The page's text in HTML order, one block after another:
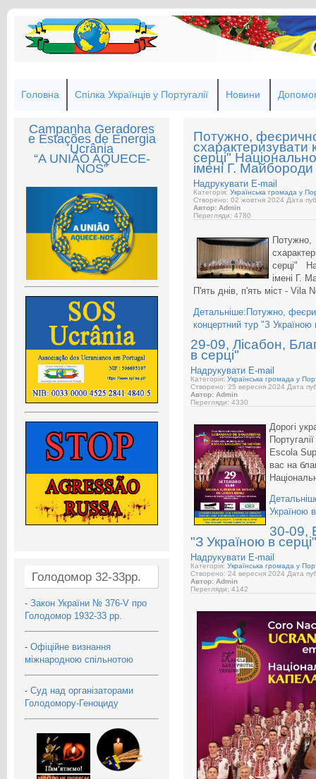
Головна Спілка Українців у Португалії Новини
Campanha Geradores
e Estações de Energia
Ucrânia
“A UNIÃO AQUECE-
NOS”
Голодомор 32-33рр.
- Закон України № 376-V про
Голодомор 1932-33 рр.
- Офіційне визнання
міжнародною спільнотою
- Суд над організаторами
Голодомору-Геноциду
Потужно,
схарактеризувати
серці"
імені Г. Майбороди
Надрукувати E-mail
Категорія:Українська громада у
Створено: 02 жовтня 2024 Дата
Автор: Admin
Перегляди: 4780
серці"
імені Г.
П'ять днів, п'ять міст - Vila
Детальніше:Потужно,
концертний тур "З Україною
29-09, Лісабон,
в серці"
Надрукувати E-mail
Категорія: Українська громада у
Створено: 25 вересня 2024 Дата
Автор: Admin
Перегляди: 4330
Дорогі
Escola
вас на
Україною
30-09,
"З Україною в серці"
Надрукувати E-mail
Категорія: Українська громада у
Створено: 24 вересня 2024 Дата
Автор: Admin
Перегляди: 4142